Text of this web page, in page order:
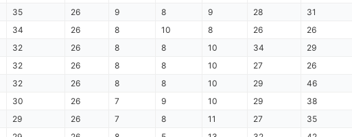
35 26 9 8 9 28 31
34 26 8 10 8 26 26
32 26 8 8 10 34 29
32 26 8 8 10 27 26
32 26 8 8 10 29 46
30 26 7 9 10 29 38
29 26 7 8 11 27 35